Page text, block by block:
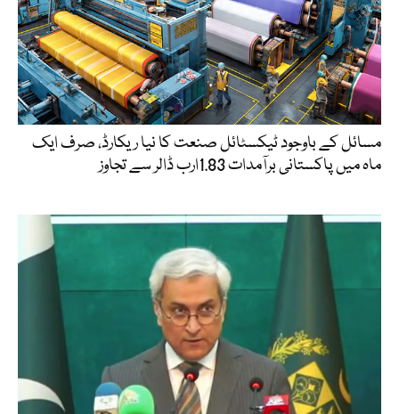
مسائل کے باوجود ٹیکسٹائل صنعت کا نیا ریکارڈ، صرف ایک
ماہ میں پاکستانی برآمدات 1.83ارب ڈالر سے تجاوز